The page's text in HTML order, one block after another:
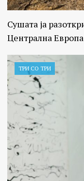
Сушата ја
Централна Европа
ТРИ СО ТРИ